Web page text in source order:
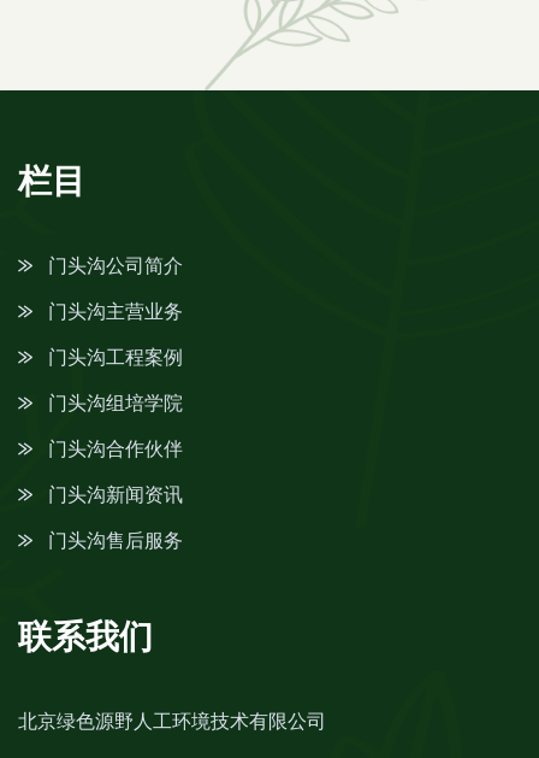
栏目
门头沟公司简介
门头沟主营业务
门头沟工程案例
门头沟组培学院
门头沟合作伙伴
门头沟新闻资讯
门头沟售后服务
联系我们
北京绿色源野人工环境技术有限公司